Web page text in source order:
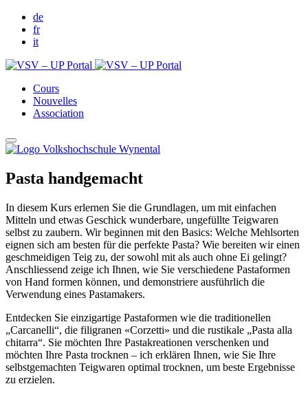
de
fr
it
Cours
Nouvelles
Association
Pasta handgemacht
In diesem Kurs erlernen Sie die Grundlagen, um mit einfachen
Mitteln und etwas Geschick wunderbare, ungefüllte Teigwaren
selbst zu zaubern. Wir beginnen mit den Basics: Welche Mehlsorten
eignen sich am besten für die perfekte Pasta? Wie bereiten wir einen
geschmeidigen Teig zu, der sowohl mit als auch ohne Ei gelingt?
Anschliessend zeige ich Ihnen, wie Sie verschiedene Pastaformen
von Hand formen können, und demonstriere ausführlich die
Verwendung eines Pastamakers.
Entdecken Sie einzigartige Pastaformen wie die traditionellen
„Carcanelli“, die filigranen «Corzetti» und die rustikale „Pasta alla
chitarra“. Sie möchten Ihre Pastakreationen verschenken und
möchten Ihre Pasta trocknen – ich erklären Ihnen, wie Sie Ihre
selbstgemachten Teigwaren optimal trocknen, um beste Ergebnisse
zu erzielen.